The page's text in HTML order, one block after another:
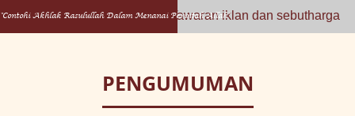
"Contohi Akhlak Rasulullah Dalam Menanai Perintah Allah"
E-Undi PMKK Tawaran iklan dan sebutharga
PENGUMUMAN